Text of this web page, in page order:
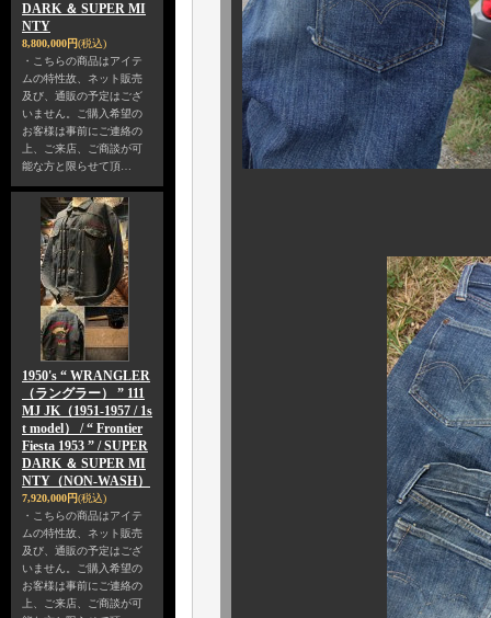
DARK ＆ SUPER MI
NTY
8,800,000円(税込)
・こちらの商品はアイテ
ムの特性故、ネット販売
及び、通販の予定はござ
いません。ご購入希望の
お客様は事前にご連絡の
上、ご来店、ご商談が可
能な方と限らせて頂…
1950's “ WRANGLER
（ラングラー） ” 111
MJ JK（1951-1957 / 1s
t model） / “ Frontier
Fiesta 1953 ” / SUPER
DARK ＆ SUPER MI
NTY（NON-WASH）
7,920,000円(税込)
・こちらの商品はアイテ
ムの特性故、ネット販売
及び、通販の予定はござ
いません。ご購入希望の
お客様は事前にご連絡の
上、ご来店、ご商談が可